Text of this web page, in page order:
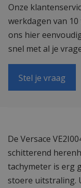
Onze
werkdagen van
ons hier
snel met al je
Stel je vraag
De Versace
schitterend
tachymeter is erg
stoere uitstraling.